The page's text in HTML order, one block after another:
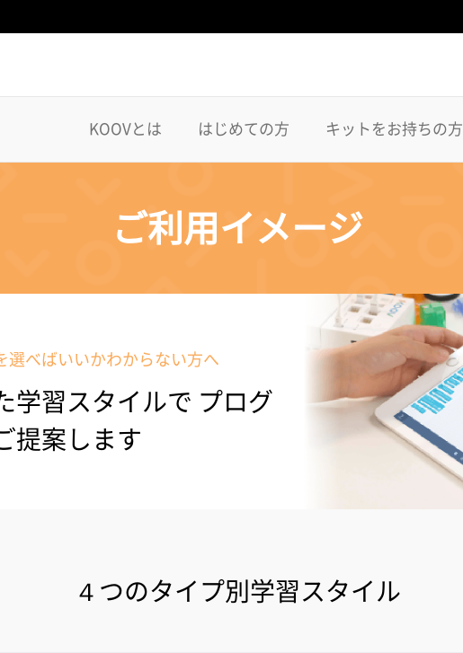
KOOVとは はじめての方 キットをお持ちの方
ご利用イメージ
選べばいいかわからない方へ
学習スタイルで プログ
提案します
４つのタイプ別学習スタイル